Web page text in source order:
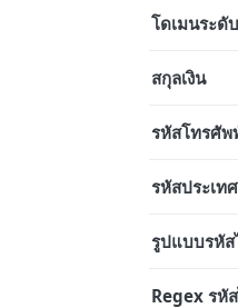
โดเมนระดั
สกุลเงิน
รหัสโทรศัพ
รหัสประเทศ
รูปแบบรหั
Regex รหั